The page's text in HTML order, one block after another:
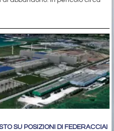
SU POSIZIONI DI FEDERACCIAI